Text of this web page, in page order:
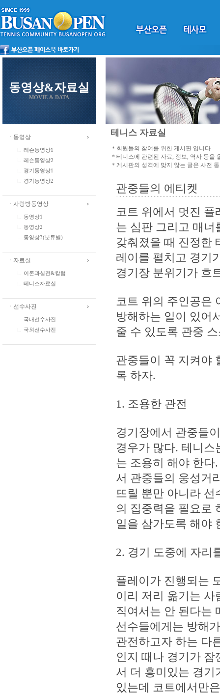
동영상&자료실
MOVIE & DATA
ㆍ동영상
레슨동영상1
레슨동영상2
경기동영상1
경기동영상2
ㆍ사랑방동영상
동영상1
동영상2
동영상3(분류별)
ㆍ자료실
이론과실전&칼럼
테니스자료실
ㆍ선수사진
국내선수사진
국외선수사진
테니스 자료실
＊회원들의 참여를 위한 게시판 입니다
＊테니스에 관련된 자료, 정보, 역사 등을
＊게시판의 성격에 맞지 않는 글은 사전
관중들의 에티켓
코트 위에서 멋진
는 심판 그리고 매너
갖춰졌을 때 진정한
레이를 펼치고 경기
경기장 분위기가 흐
코트 위의 주인공은
방해하는 일이 있어
줄 수 있도록 관중
관중들이 꼭 지켜야
록 하자.
1. 조용한 관전
경기장에서 관중들
경우가 많다. 테니
는 조용히 해야 한다
서 관중들의 웅성거
뜨릴 뿐만 아니라
의 집중력을 필요로
일을 삼가도록 해야
2. 경기 도중에 자리
플레이가 진행되는
이리 저리 옮기는
직여서는 안 된다는
선수들에게는 방해
관전하고자 하는 다
인지 때나 경기가
서 더 흥미있는 경
있는데 코트에서만